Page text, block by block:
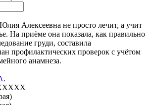
Алексеевна не просто лечит, а учит
На приёме она показала, как правильно
груди, составила
профилактических проверок с учётом
анамнеза.